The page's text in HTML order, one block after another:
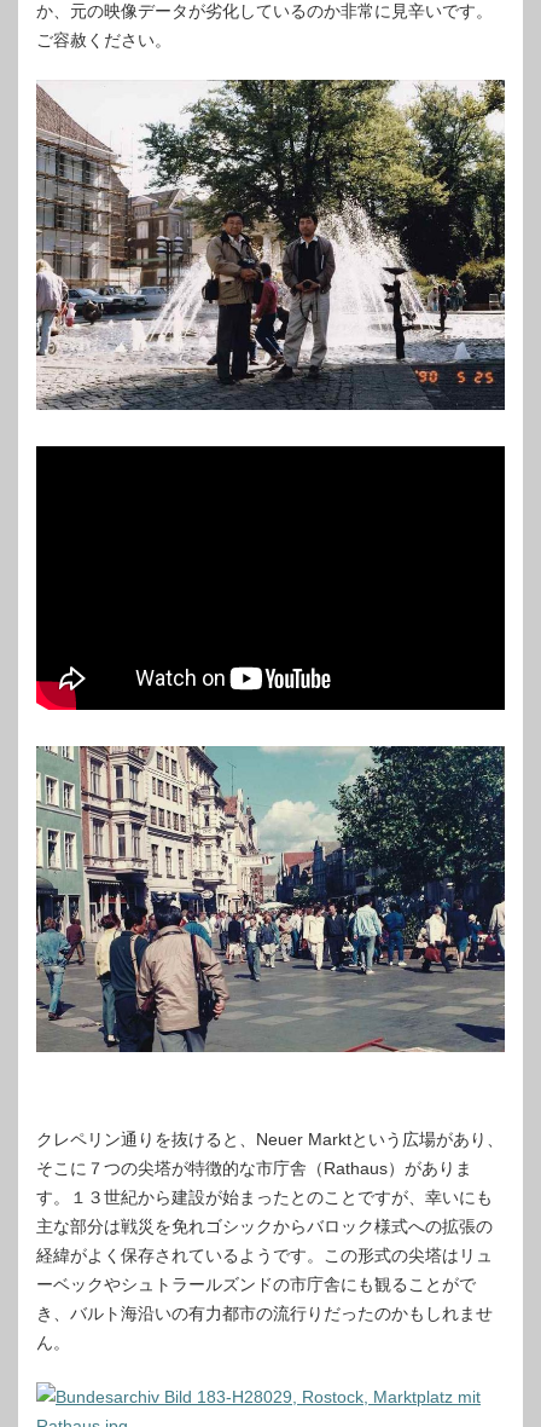
か、元の映像データが劣化しているのか非常に見辛いです。
ご容赦ください。
クレペリン通りを抜けると、Neuer Marktという広場があり、
そこに７つの尖塔が特徴的な市庁舎（Rathaus）がありま
す。１３世紀から建設が始まったとのことですが、幸いにも
主な部分は戦災を免れゴシックからバロック様式への拡張の
経緯がよく保存されているようです。この形式の尖塔はリュ
ーベックやシュトラールズンドの市庁舎にも観ることがで
き、バルト海沿いの有力都市の流行りだったのかもしれませ
ん。